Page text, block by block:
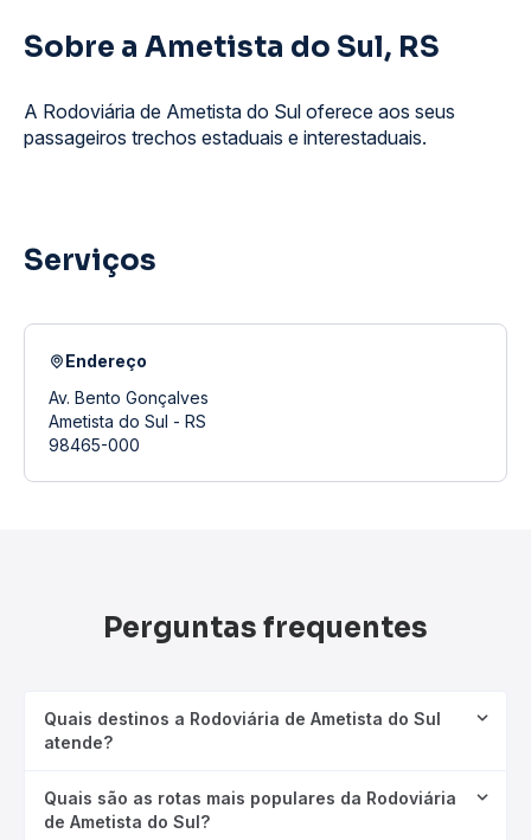
Sobre a Ametista do Sul, RS
A Rodoviária de Ametista do Sul oferece aos seus
passageiros trechos estaduais e interestaduais.
Serviços
Endereço
Av. Bento Gonçalves
Ametista do Sul - RS
98465-000
Perguntas frequentes
Quais destinos a Rodoviária de Ametista do Sul
atende?
Quais são as rotas mais populares da Rodoviária
de Ametista do Sul?